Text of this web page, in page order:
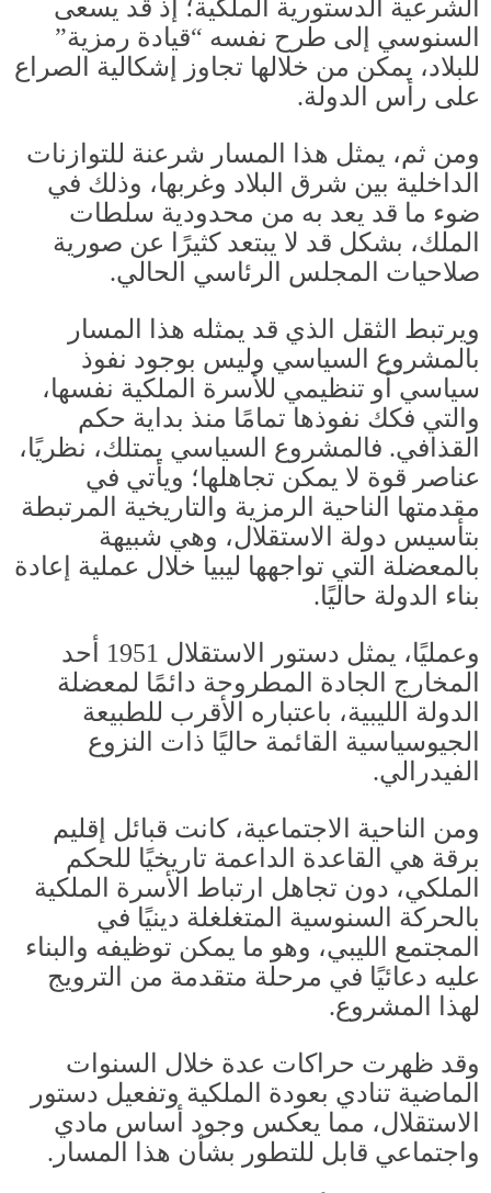
الشرعية الدستورية الملكية؛ إذ قد يسعى
السنوسي إلى طرح نفسه “قيادة رمزية”
للبلاد، يمكن من خلالها تجاوز إشكالية الصراع
على رأس الدولة.
ومن ثم، يمثل هذا المسار شرعنة للتوازنات
الداخلية بين شرق البلاد وغربها، وذلك في
ضوء ما قد يعد به من محدودية سلطات
الملك، بشكل قد لا يبتعد كثيرًا عن صورية
صلاحيات المجلس الرئاسي الحالي.
ويرتبط الثقل الذي قد يمثله هذا المسار
بالمشروع السياسي وليس بوجود نفوذ
سياسي أو تنظيمي للأسرة الملكية نفسها،
والتي فكك نفوذها تمامًا منذ بداية حكم
القذافي. فالمشروع السياسي يمتلك، نظريًا،
عناصر قوة لا يمكن تجاهلها؛ ويأتي في
مقدمتها الناحية الرمزية والتاريخية المرتبطة
بتأسيس دولة الاستقلال، وهي شبيهة
بالمعضلة التي تواجهها ليبيا خلال عملية إعادة
بناء الدولة حاليًا.
وعمليًا، يمثل دستور الاستقلال 1951
أحد
المخارج الجادة المطروحة دائمًا لمعضلة
الدولة الليبية، باعتباره الأقرب للطبيعة
الجيوسياسية القائمة حاليًا ذات النزوع
الفيدرالي.
ومن الناحية الاجتماعية، كانت قبائل إقليم
برقة هي القاعدة الداعمة تاريخيًا للحكم
الملكي، دون تجاهل ارتباط الأسرة الملكية
بالحركة السنوسية المتغلغلة دينيًا في
المجتمع الليبي، وهو ما يمكن توظيفه والبناء
عليه دعائيًا في مرحلة متقدمة من الترويج
لهذا المشروع.
وقد ظهرت حراكات عدة خلال السنوات
الماضية تنادي بعودة الملكية وتفعيل دستور
الاستقلال، مما يعكس وجود أساس مادي
واجتماعي قابل للتطور بشأن هذا المسار .